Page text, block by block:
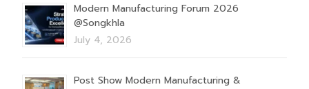
Modern Manufacturing Forum 2026
@Songkhla
July 4, 2026
Post Show Modern Manufacturing &